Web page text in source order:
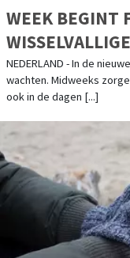
WEEK BEGINT
NEDERLAND - In de
wachten. Midweeks
ook in de dagen [...]